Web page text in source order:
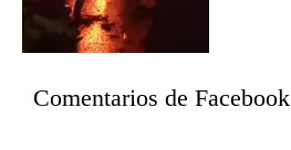
Comentarios de Facebook